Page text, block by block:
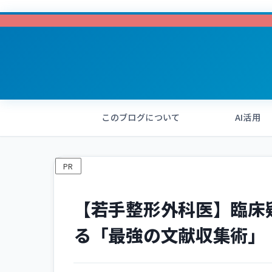
このブログについて AI活用
PR
【若手整形外科医】臨
る「最強の文献収集術」